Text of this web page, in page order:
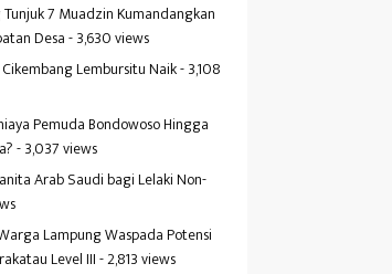
7 Muadzin Kumandangkan
Desa- 3,630 views
Lembursitu Naik- 3,108
Pemuda Bondowoso Hingga
- 3,037 views
Arab Saudi bagi Lelaki Non-
Lampung Waspada Potensi
Level III- 2,813 views